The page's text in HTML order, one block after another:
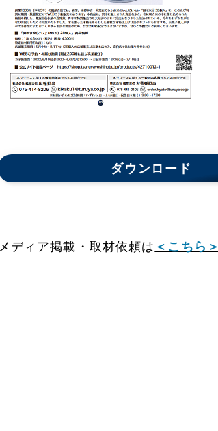
ダウンロード
メディア掲載・取材依頼は ＜こちら＞